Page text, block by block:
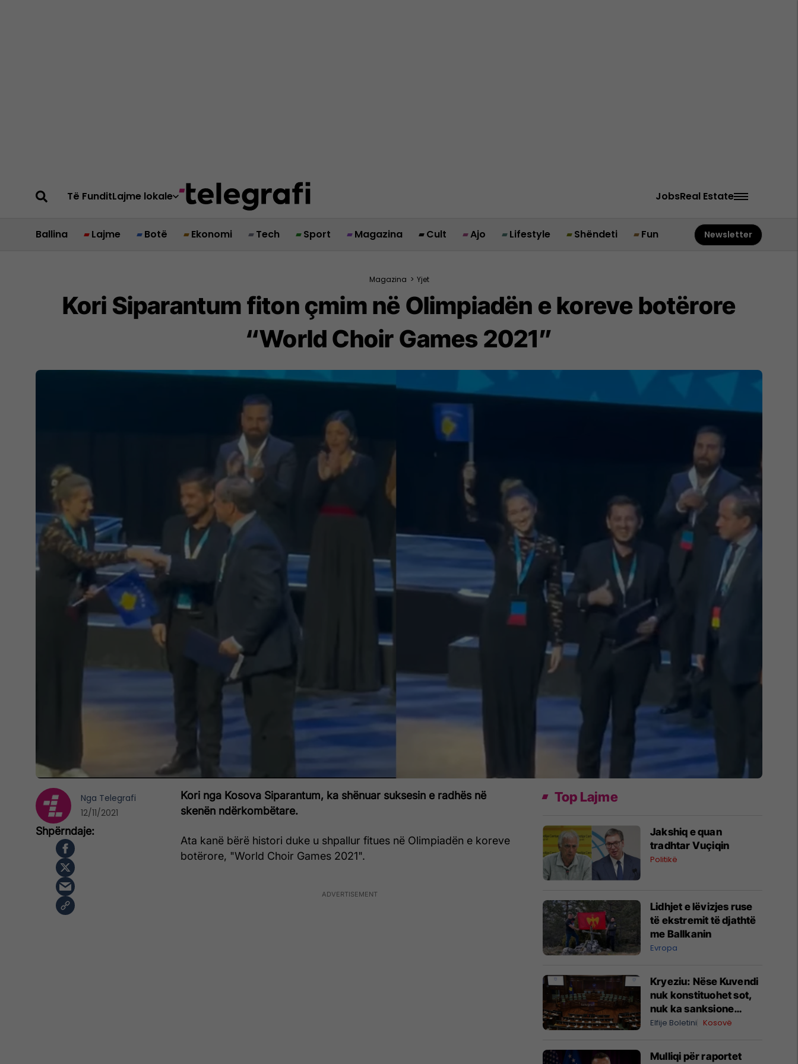
Të FunditLajme lokale JobsReal Estate
Ballina Lajme Botë Ekonomi Tech Sport Magazina Cult Ajo Lifestyle Shëndeti Fun Newsletter
Magazina > Yjet
Kori Siparantum fiton çmim në Olimpiadën e koreve botërore
“World Choir Games 2021”
Kori nga Kosova Siparantum, ka shënuar suksesin e radhës në
skenën ndërkombëtare.
Ata kanë bërë histori duke u shpallur fitues në Olimpiadën e koreve
botërore, "World Choir Games 2021".
Nga Telegrafi
12/11/2021
Top Lajme
Jakshiq e quan
tradhtar Vuçiqin
Politikë
Lidhjet e lëvizjes ruse
të ekstremit të djathtë
me Ballkanin
Evropa
Kryeziu: Nëse Kuvendi
nuk konstituohet sot,
nuk ka sanksione
kushtetuese, por
pafund
Elfije Boletini Kosovë
Mulliqi për raportet